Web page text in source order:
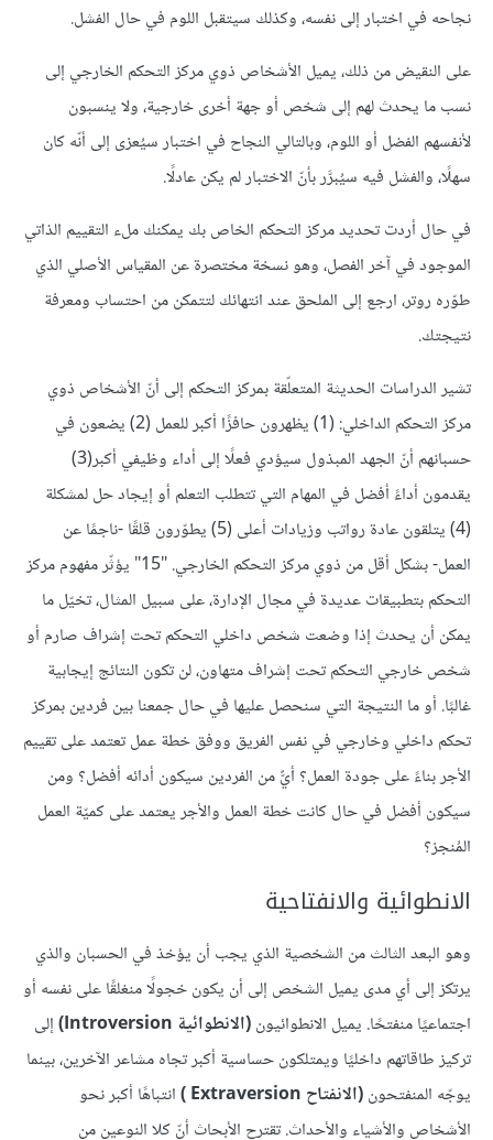
نجاحه في اختبار إلى نفسه، وكذلك سيتقبل اللوم في حال الفشل.
على النقيض من ذلك، يميل الأشخاص ذوي مركز التحكم الخارجي إلى
نسب ما يحدث لهم إلى شخص أو جهة أخرى خارجية، ولا ينسبون
لأنفسهم الفضل أو اللوم، وبالتالي النجاح في اختبار سيُعزى إلى أنّه كان
سهلًا، والفشل فيه سيُبرَّر بأنّ الاختبار لم يكن عادلًا.
في حال أردت تحديد مركز التحكم الخاص بك يمكنك ملء التقييم الذاتي
الموجود في آخر الفصل، وهو نسخة مختصرة عن المقياس الأصلي الذي
طوّره روتر، ارجع إلى الملحق عند انتهائك لتتمكن من احتساب ومعرفة
نتيجتك.
تشير الدراسات الحديثة المتعلّقة بمركز التحكم إلى أنّ الأشخاص ذوي
مركز التحكم الداخلي: (1) يظهرون حافزًا أكبر للعمل (2) يضعون في
حسبانهم أنّ الجهد المبذول سيؤدي فعلًا إلى أداء وظيفي أكبر(3)
يقدمون أداءً أفضل في المهام التي تتطلب التعلم أو إيجاد حل لمشكلة
(4) يتلقون عادة رواتب وزيادات أعلى (5) يطوّرون قلقًا -ناجمًا عن
العمل- بشكل أقل من ذوي مركز التحكم الخارجي. "15" يؤثّر مفهوم مركز
التحكم بتطبيقات عديدة في مجال الإدارة، على سبيل المثال، تخيّل ما
يمكن أن يحدث إذا وضعت شخص داخلي التحكم تحت إشراف صارم أو
شخص خارجي التحكم تحت إشراف متهاون، لن تكون النتائج إيجابية
غالبًا. أو ما النتيجة التي سنحصل عليها في حال جمعنا بين فردين بمركز
تحكم داخلي وخارجي في نفس الفريق ووفق خطة عمل تعتمد على تقييم
الأجر بناءً على جودة العمل؟ أيٌّ من الفردين سيكون أدائه أفضل؟ ومن
سيكون أفضل في حال كانت خطة العمل والأجر يعتمد على كميّة العمل
المُنجز؟
الانطوائية والانفتاحية
وهو البعد الثالث من الشخصية الذي يجب أن يؤخذ في الحسبان والذي
يرتكز إلى أي مدى يميل الشخص إلى أن يكون خجولًا منغلقًا على نفسه أو
اجتماعيًا منفتحًا. يميل الانطوائيون(الانطوائية Introversion)
إلى
تركيز طاقاتهم داخليًا ويمتلكون حساسية أكبر تجاه مشاعر الآخرين، بينما
يوجّه المنفتحون(الانفتاح Extraversion )
انتباهًا أكبر نحو
الأشخاص والأشياء والأحداث. تقترح الأبحاث أنّ كلا النوعين من